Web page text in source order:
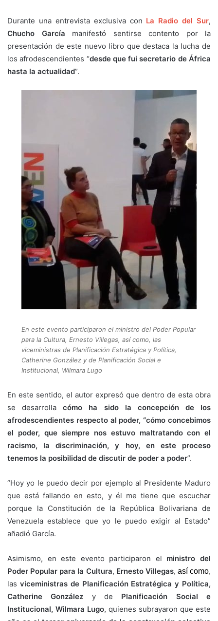
Durante una entrevista exclusiva con La Radio del Sur,
Chucho García manifestó sentirse contento por la
presentación de este nuevo libro que destaca la lucha de
los afrodescendientes “desde que fui secretario de África
hasta la actualidad”.
En este evento participaron el ministro del Poder Popular
para la Cultura, Ernesto Villegas, así como, las
viceministras de Planificación Estratégica y Política,
Catherine González y de Planificación Social e
Institucional, Wilmara Lugo
En este sentido, el autor expresó que dentro de esta obra
se desarrollacómo ha sido la concepción de los
afrodescendientes respecto al poder, “cómo concebimos
el poder, que siempre nos estuvo maltratando con el
racismo, la discriminación, y hoy, en este proceso
tenemos la posibilidad de discutir de poder a poder”.
“Hoy yo le puedo decir por ejemplo al Presidente Maduro
que está fallando en esto, y él me tiene que escuchar
porque la Constitución de la República Bolivariana de
Venezuela establece que yo le puedo exigir al Estado”
añadió García.
Asimismo, en este evento participaron el ministro del
Poder Popular para la Cultura, Ernesto Villegas, así como,
las viceministras de Planificación Estratégica y Política,
Catherine González y de Planificación Social e
Institucional, Wilmara Lugo, quienes subrayaron que este